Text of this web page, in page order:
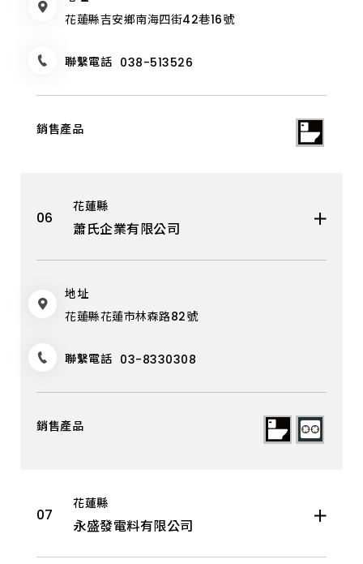
花蓮縣吉安鄉南海四街42巷16號
聯繫電話 038-513526
花蓮縣
蕭氏企業有限公司
地址
花蓮縣花蓮市林森路82號
聯繫電話 03-8330308
花蓮縣
永盛發電料有限公司